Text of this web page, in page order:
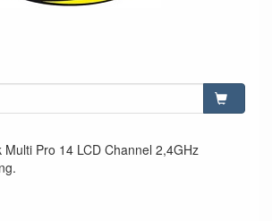
Multi Pro 14 LCD Channel 2,4GHz